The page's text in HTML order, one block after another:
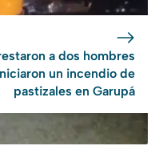
a dos hombres
un incendio de
pastizales en Garupá